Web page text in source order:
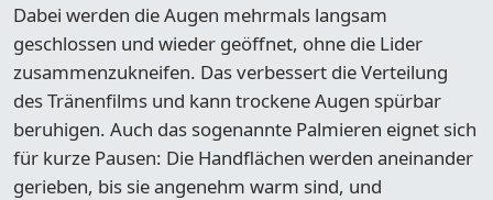
Dabei werden die Augen mehrmals langsam
geschlossen und wieder geöffnet, ohne die Lider
zusammenzukneifen. Das verbessert die Verteilung
des Tränenfilms und kann trockene Augen spürbar
beruhigen. Auch das sogenannte Palmieren eignet sich
für kurze Pausen: Die Handflächen werden aneinander
gerieben, bis sie angenehm warm sind, und